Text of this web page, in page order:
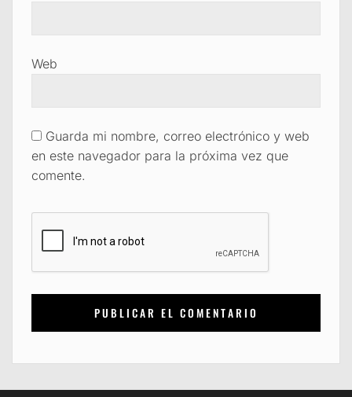
Web
Guarda mi nombre, correo electrónico y web
en este navegador para la próxima vez que
comente.